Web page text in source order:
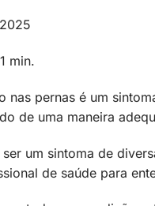
min.
nas pernas é um
de uma maneira
ser um sintoma de
de saúde para